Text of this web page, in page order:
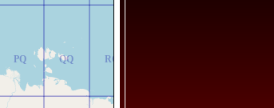
PQ QQ RQ